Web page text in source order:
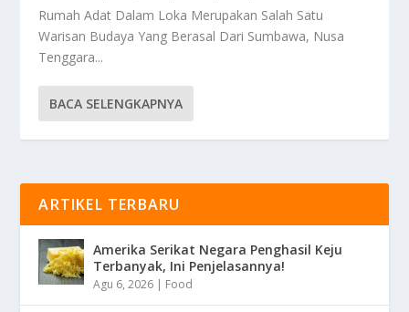
Rumah Adat Dalam Loka Merupakan Salah Satu
Warisan Budaya Yang Berasal Dari Sumbawa, Nusa
Tenggara...
BACA SELENGKAPNYA
ARTIKEL TERBARU
Amerika Serikat Negara Penghasil Keju
Terbanyak, Ini Penjelasannya!
Agu 6, 2026 | Food